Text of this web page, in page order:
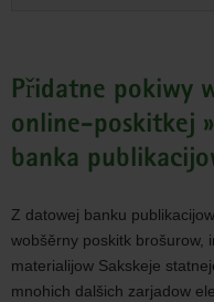
Přidatne pokiwy
online-poskitkej
banka
Z datowej banku
wobšěrny poskitk brošurow,
materialijow Sakskeje
mnohich dalšich zarjadow